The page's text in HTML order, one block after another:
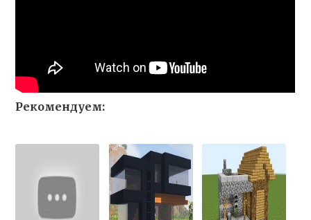
Рекомендуем: